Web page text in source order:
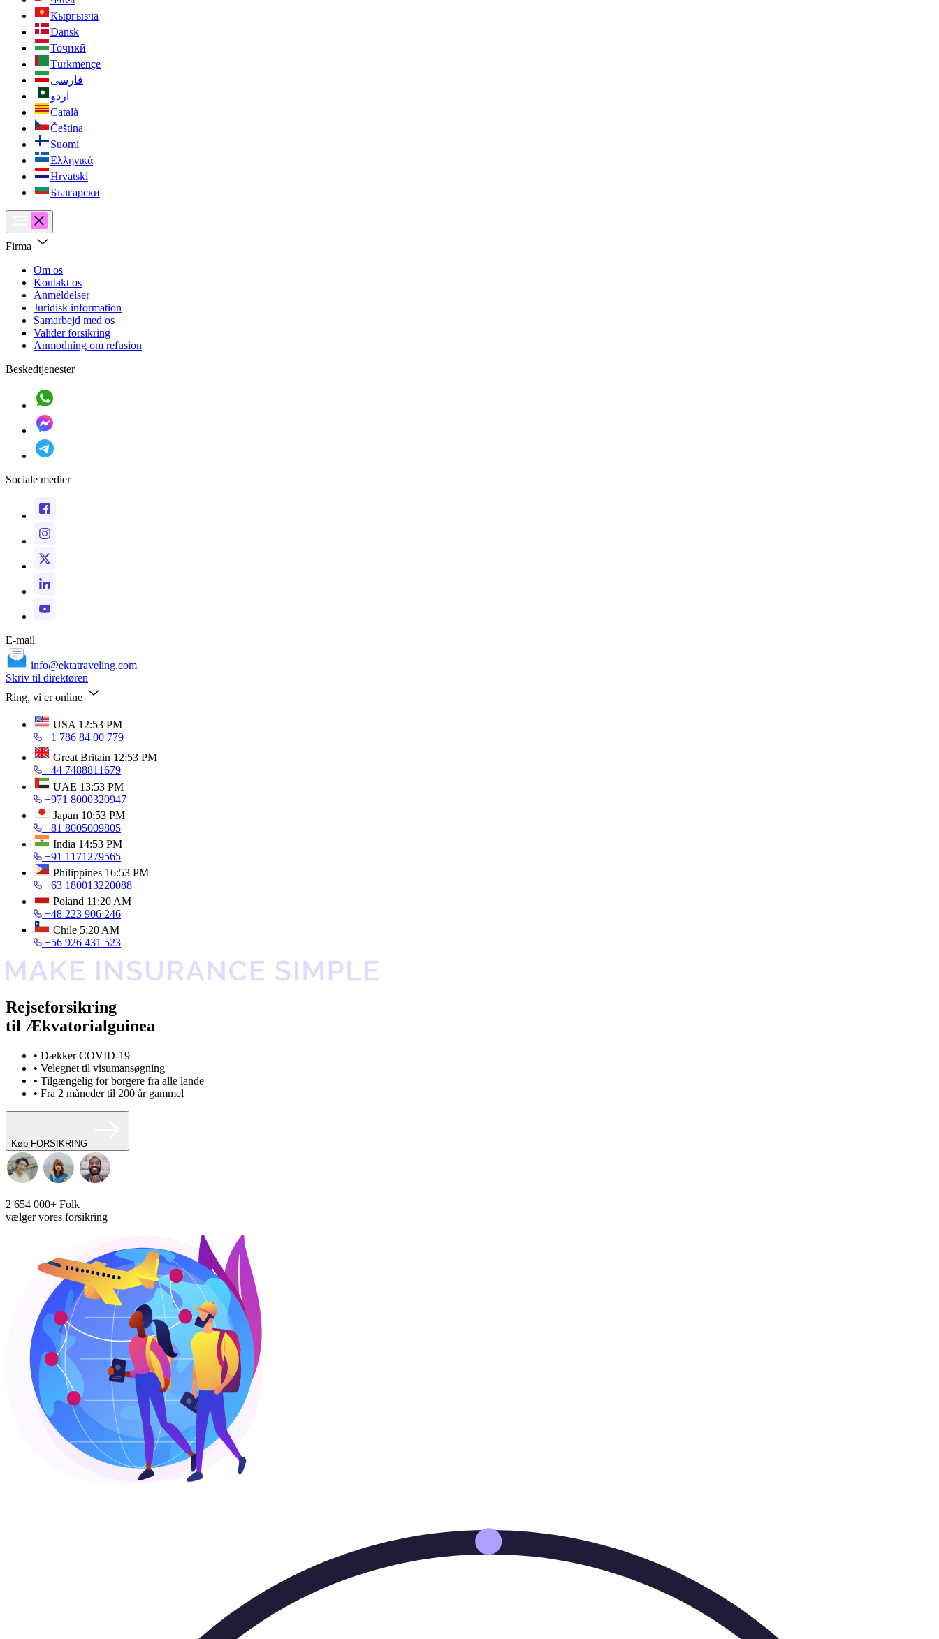
Кыргызча
Dansk
Тоҷикӣ
Türkmençe
فارسی
اردو
Català
Čeština
Suomi
Ελληνικά
Hrvatski
Български
Firma
Om os
Kontakt os
Anmeldelser
Juridisk information
Samarbejd med os
Valider forsikring
Anmodning om refusion
Beskedtjenester
Sociale medier
E-mail
info@ektatraveling.com
Skriv til direktøren
Ring, vi er online
USA 12:53 PM
+1 786 84 00 779
Great Britain 12:53 PM
+44 7488811679
UAE 13:53 PM
+971 8000320947
Japan 10:53 PM
+81 8005009805
India 14:53 PM
+91 1171279565
Philippines 16:53 PM
+63 180013220088
Poland 11:20 AM
+48 223 906 246
Chile 5:20 AM
+56 926 431 523
Rejseforsikring
til Ækvatorialguinea
• Dækker COVID-19
• Velegnet til visumansøgning
• Tilgængelig for borgere fra alle lande
• Fra 2 måneder til 200 år gammel
Køb FORSIKRING
2 654 000+ Folk
vælger vores forsikring